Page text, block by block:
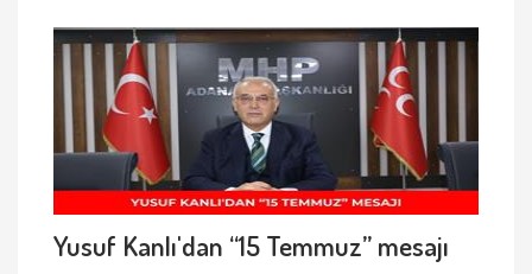
Yusuf Kanlı'dan “15 Temmuz” mesajı